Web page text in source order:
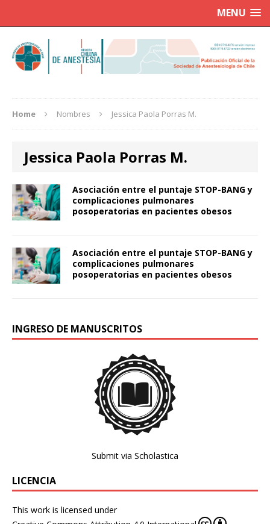
MENU
Home Nombres Jessica Paola Porras M.
Jessica Paola Porras M.
Asociación entre el puntaje STOP-BANG y
complicaciones pulmonares
posoperatorias en pacientes obesos
Asociación entre el puntaje STOP-BANG y
complicaciones pulmonares
posoperatorias en pacientes obesos
INGRESO DE MANUSCRITOS
Submit via Scholastica
LICENCIA
This work is licensed under